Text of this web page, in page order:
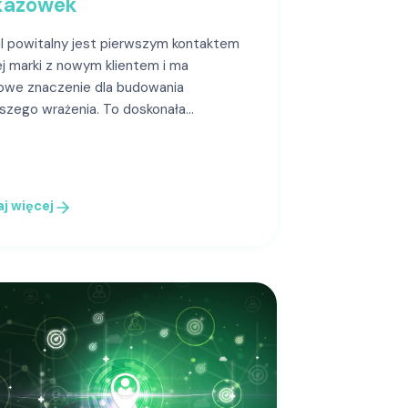
powitalny jest pierwszym kontaktem
marki z nowym klientem i ma
znaczenie dla budowania
wrażenia. To doskonała…
więcej